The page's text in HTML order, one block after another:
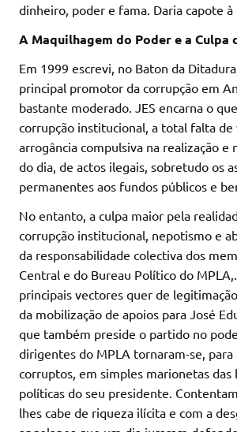
dinheiro, poder e fama. Daria capote à
A Maquilhagem do Poder e a Culpa
Em 1999 escrevi, no Baton da
principal promotor da corrupção em
bastante moderado. JES encarna o
corrupção institucional, a total falta de
arrogância compulsiva na realização e
do dia, de actos ilegais, sobretudo os
permanentes aos fundos públicos e
No entanto, a culpa maior pela
corrupção institucional, nepotismo e
da responsabilidade colectiva dos
Central e do Bureau Político do
principais vectores quer de
da mobilização de apoios para José
que também preside o partido no
dirigentes do MPLA tornaram-se, para
corruptos, em simples marionetas das
políticas do seu presidente.
lhes cabe de riqueza ilícita e com a